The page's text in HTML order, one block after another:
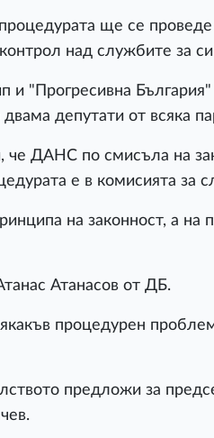
ще се проведе
над службите за
и "Прогресивна
депутати от всяка
че ДАНС по смисъла на
е в комисията за
на законност, а на
Атанасов от ДБ.
процедурен
предложи за